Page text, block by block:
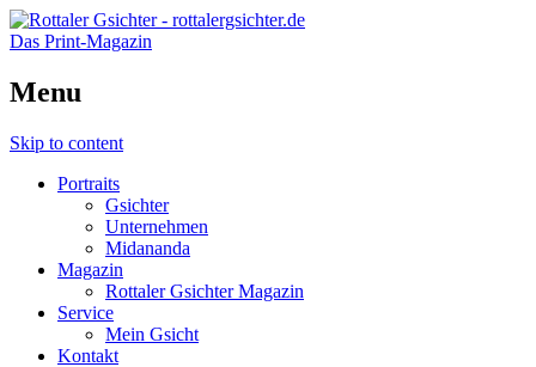
Das Print-Magazin
Menu
Skip to content
Portraits
Gsichter
Unternehmen
Midananda
Magazin
Rottaler Gsichter Magazin
Service
Mein Gsicht
Kontakt